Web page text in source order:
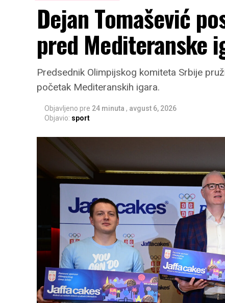
Dejan Tomašević
pred Mediteranske
Predsednik Olimpijskog komiteta Srbije
početak Mediteranskih igara.
Objavljeno pre 24 minuta , avgust 6, 2026
Objavio: sport